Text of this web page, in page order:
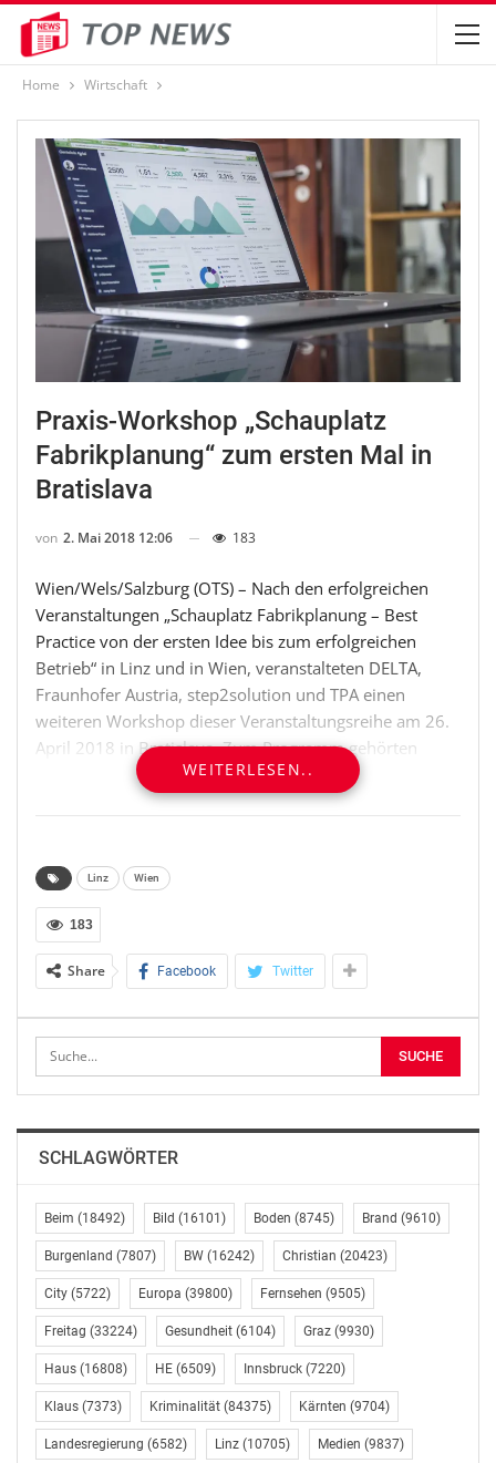
Home Wirtschaft
Praxis-Workshop „Schauplatz
Fabrikplanung“ zum ersten Mal in
Bratislava
von 2. Mai 2018 12:06 183
Wien/Wels/Salzburg (OTS) – Nach den erfolgreichen
Veranstaltungen „Schauplatz Fabrikplanung – Best
Practice von der ersten Idee bis zum erfolgreichen
Betrieb“ in Linz und in Wien, veranstalteten DELTA,
Fraunhofer Austria, step2solution und TPA einen
weiteren Workshop dieser Veranstaltungsreihe am 26.
April 2018 in Bratislava. Zum Programm gehörten
Impulsvorträge und Erfahrungsberichte von
Projektleitern, Bauherrn und Experten sowie ein
Integrierte Betrachtung der Fabrikplanung, Employer
Branding und steuerrechtliche Rahmenbedingungen in
der Slowakei waren nur einige der spannenden Themen
beim Event. Unternehmen wie Scheuch und Ekom
präsentierten reale Beispiele aus der Praxis. Nach der
Abschlussrunde nutzten die Teilnehmer die Gelegenheit
zum Netzwerken und ließen den Abend bei
slowakischen Spezialitäten ausklingen.
Sie bitte der beigefügten Pressemeldung.
Marija Govedarica
Corporate Communications
+43 (0) 50 756 163
m.govedarica@delta.at
www.delta.at
Die Gebäudedenker. Neue Werte schaffen.
OTS-ORIGINALTEXT PRESSEAUSSENDUNG UNTER
AUSSCHLIESSLICHER INHALTLICHER VERANTWORTUNG
DES AUSSENDERS. www.ots.at
WEITERLESEN..
Linz Wien
183
Share Facebook Twitter
SCHLAGWÖRTER
Beim (18492) Bild (16101) Boden (8745) Brand (9610)
Burgenland (7807) BW (16242) Christian (20423)
City (5722) Europa (39800) Fernsehen (9505)
Freitag (33224) Gesundheit (6104) Graz (9930)
Haus (16808) HE (6509) Innsbruck (7220)
Klaus (7373) Kriminalität (84375) Kärnten (9704)
Landesregierung (6582) Linz (10705) Medien (9837)